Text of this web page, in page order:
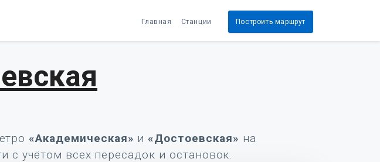
Главная Станции Построить маршрут
«Академическая» и«Достоевская» на
с учётом всех пересадок и остановок.